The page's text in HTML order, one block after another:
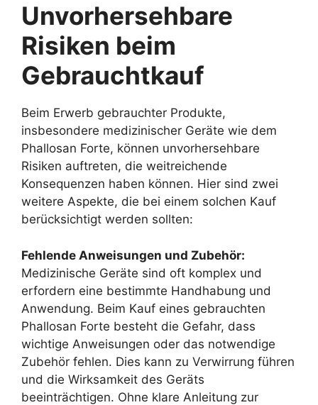
Unvorhersehbare
Risiken beim
Gebrauchtkauf
Beim Erwerb gebrauchter Produkte,
insbesondere medizinischer Geräte wie dem
Phallosan Forte, können unvorhersehbare
Risiken auftreten, die weitreichende
Konsequenzen haben können. Hier sind zwei
weitere Aspekte, die bei einem solchen Kauf
berücksichtigt werden sollten:
Fehlende Anweisungen und Zubehör:
Medizinische Geräte sind oft komplex und
erfordern eine bestimmte Handhabung und
Anwendung. Beim Kauf eines gebrauchten
Phallosan Forte besteht die Gefahr, dass
wichtige Anweisungen oder das notwendige
Zubehör fehlen. Dies kann zu Verwirrung führen
und die Wirksamkeit des Geräts
beeinträchtigen. Ohne klare Anleitung zur